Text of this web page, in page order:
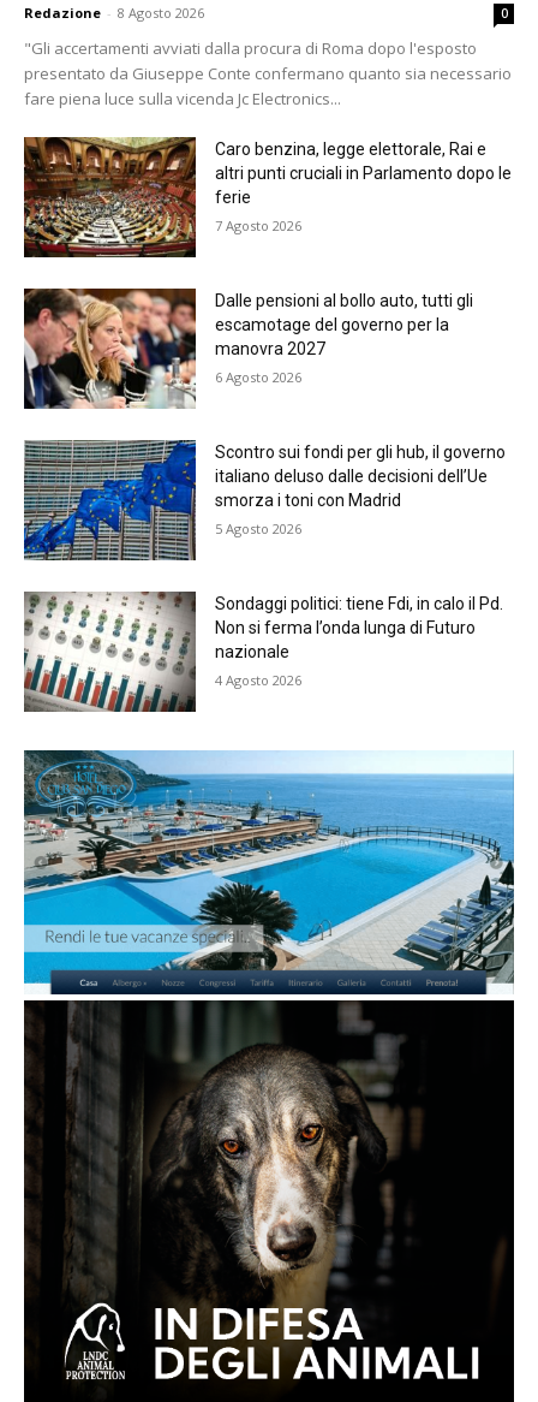
Redazione - 8 Agosto 2026 0
"Gli accertamenti avviati dalla procura di Roma dopo l'esposto
presentato da Giuseppe Conte confermano quanto sia necessario
fare piena luce sulla vicenda Jc Electronics...
Caro benzina, legge elettorale, Rai e
altri punti cruciali in Parlamento dopo le
ferie
7 Agosto 2026
Dalle pensioni al bollo auto, tutti gli
escamotage del governo per la
manovra 2027
6 Agosto 2026
Scontro sui fondi per gli hub, il governo
italiano deluso dalle decisioni dell’Ue
smorza i toni con Madrid
5 Agosto 2026
Sondaggi politici: tiene Fdi, in calo il Pd.
Non si ferma l’onda lunga di Futuro
nazionale
4 Agosto 2026